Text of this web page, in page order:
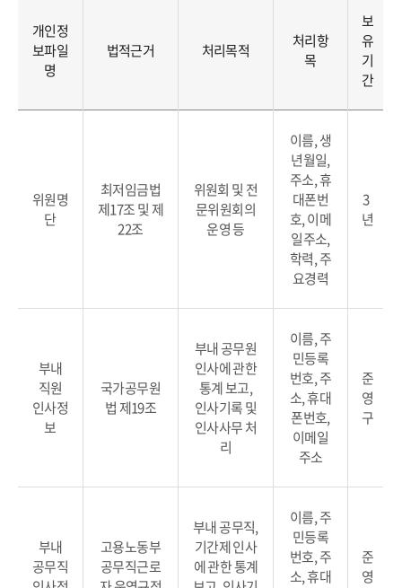
개인정
보파일
명
법적근거 처리목적
처리항
목
보
유
기
간
위원명
단
최저임금법
제17조 및 제
22조
위원회 및 전
문위원회의
운영 등
이름, 생
년월일,
주소, 휴
대폰번
호, 이메
일주소,
학력, 주
요경력
3
년
부내
직원
인사정
보
국가공무원
법 제19조
부내 공무원
인사에 관한
통계 보고,
인사기록 및
인사사무 처
리
이름, 주
민등록
번호, 주
소, 휴대
폰번호,
이메일
주소
준
영
구
부내
공무직
고용노동부
공무직근로
부내 공무직,
기간제 인사
에 관한 통계
이름, 주
민등록
번호, 주
소, 휴대
준
영